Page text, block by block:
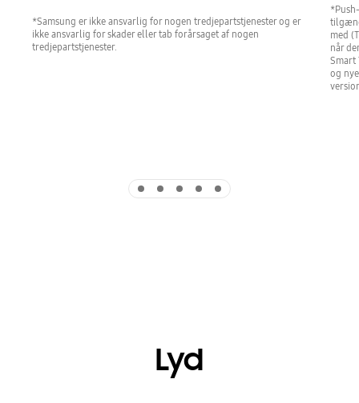
*Samsung er ikke ansvarlig for nogen tredjepartstjenester og er
ikke ansvarlig for skader eller tab forårsaget af nogen
tredjepartstjenester.
med
når
Smart
og
Lyd